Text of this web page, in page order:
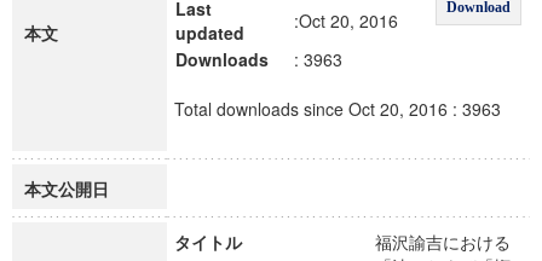
本文
Download
Last
updated
:Oct 20, 2016
Downloads
: 3963
Total downloads since Oct 20, 2016 : 3963
本文公開日
タイトル
福沢諭吉における